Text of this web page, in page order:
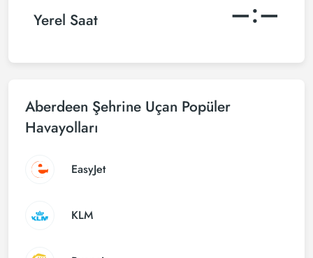
Yerel Saat –:–
Aberdeen Şehrine Uçan Popüler
Havayolları
EasyJet
KLM